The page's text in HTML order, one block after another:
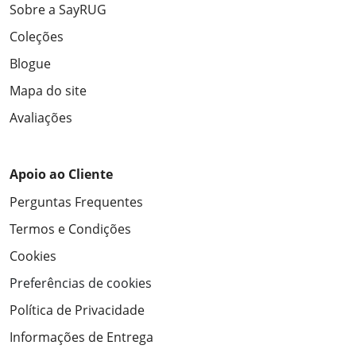
Sobre a SayRUG
Coleções
Blogue
Mapa do site
Avaliações
Apoio ao Cliente
Perguntas Frequentes
Termos e Condições
Cookies
Preferências de cookies
Política de Privacidade
Informações de Entrega